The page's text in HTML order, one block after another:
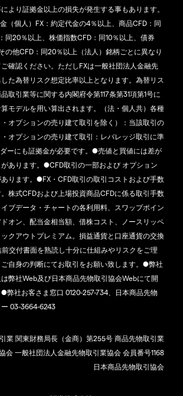
より証拠金以上の損失が発生する事もあります。
（個人）FX：約定代金の4％以上、商品CFD：同
同20％以上、株価指数CFD：同10％以上、債券
の他CFD：同20％以上（法人）銘柄ごとに異なり
確認ください。ただしFXは一般社団法人金融先
た為替リスク想定比率以上となります。為替リス
取引業等に関する内閣府令第117条第31項第1号に
モデルを用い算出されます。（法・個人共）各種
オプションの売り建て取引を除く）：当該取引の
オプションの売り建て取引：レバレッジ取引に準
ーにも証拠金が必要です。●売値と買値には差が
あります。●CFD取引の一部および オプション
ります。●FX・CFD取引の取引コストおよび手数
株式CFDおよび上場投資商品CFDに係る取引手数
ブデータ・チャートの各利用料、スワップポイン
ドオン、配当金相当額、借株コスト、ノースリッペ
クアウトプレミアム。損益通貨と口座通貨の交換
交付書面を熟読し十分に仕組みやリスクをご理
自身の判断にてお取引をお願い致します。●弊社
弊社Web及び日本商品先物取引協会Webにて開
弊社お客さま窓口 0120-257-734、日本商品先物
03-3664-6243
業 関東財務局長（金商）第255号 商品先物取引業
会 一般社団法人金融先物取引業協会 会員番号1168
日本商品先物取引協会